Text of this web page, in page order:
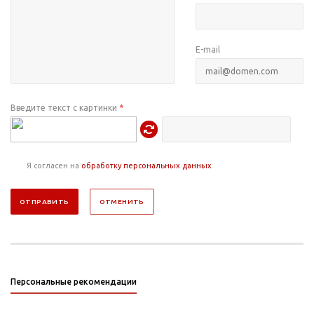
E-mail
Введите текст с картинки *
Я согласен на обработку персональных данных
ОТМЕНИТЬ
Персональные рекомендации